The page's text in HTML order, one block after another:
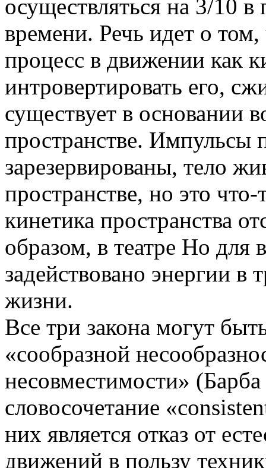
осуществляться на 3/10 в
времени. Речь идет о том,
процесс в движении как
интровертировать его,
существует в основании
пространстве.
зарезервированы, тело
пространстве, но это
кинетика пространства
образом, в театре Но для
задействовано энергии
жизни.
Все три закона могут
«сообразной
несовместимости» (Барба
словосочетание
них является отказ от
движений в пользу